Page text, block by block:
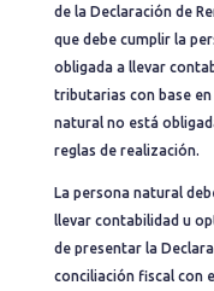
de la Declaración de
que debe cumplir la
obligada a llevar
tributarias con base en
natural no está
reglas de realización.
La persona natural
llevar contabilidad u
de presentar la
conciliación fiscal con